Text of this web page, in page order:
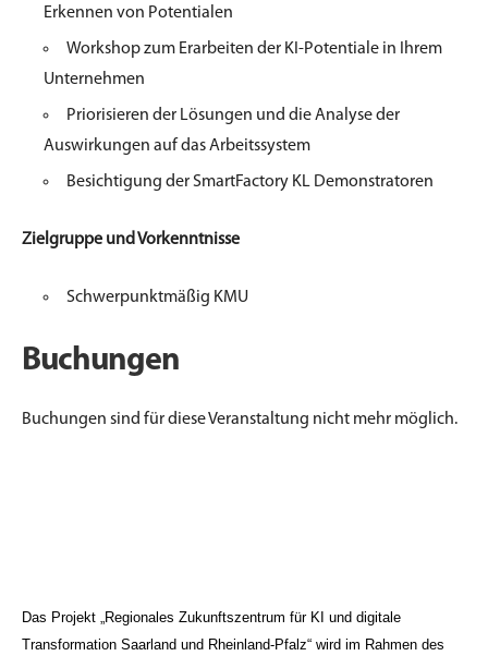
Erkennen von Potentialen
Workshop zum Erarbeiten der KI-Potentiale in Ihrem
Unternehmen
Priorisieren der Lösungen und die Analyse der
Auswirkungen auf das Arbeitssystem
Besichtigung der SmartFactory KL Demonstratoren
Zielgruppe und Vorkenntnisse
Schwerpunktmäßig KMU
Buchungen
Buchungen sind für diese Veranstaltung nicht mehr möglich.
Das Projekt „Regionales Zukunftszentrum für KI und digitale
Transformation Saarland und Rheinland-Pfalz“ wird im Rahmen des